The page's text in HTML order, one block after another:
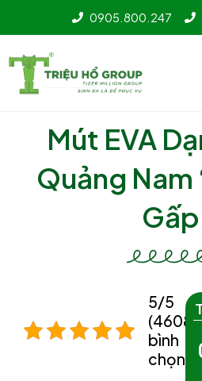
dung
0905.800.247
Mút EVA
Quảng Nam
5/5 -
(4608
bình
chọn)